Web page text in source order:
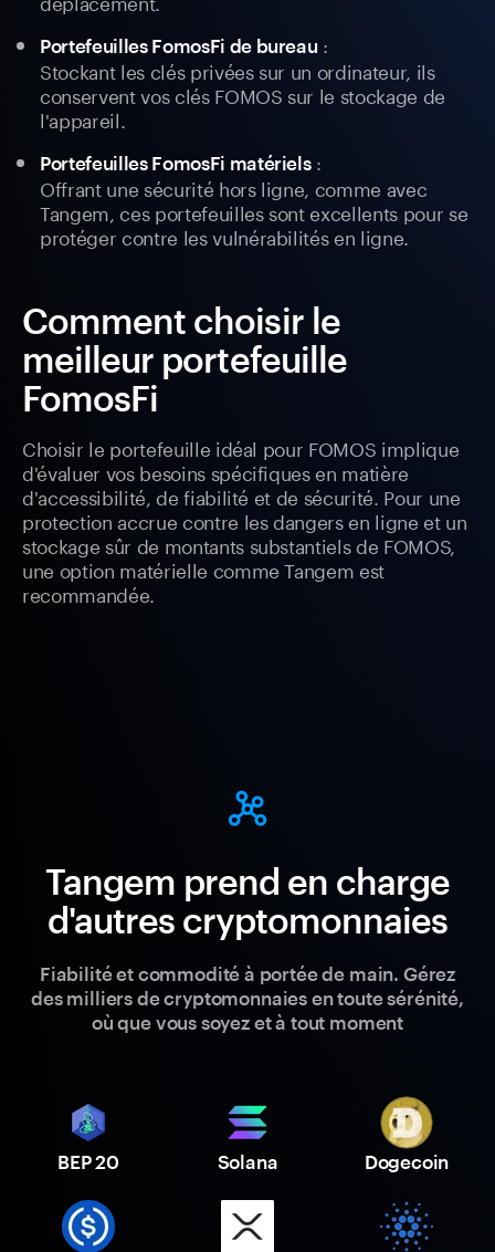
Portefeuilles FomosFi de bureau :
Stockant les clés privées sur un ordinateur, ils
conservent vos clés FOMOS sur le stockage de
l'appareil.
Portefeuilles FomosFi matériels:
Offrant une sécurité hors ligne, comme avec
Tangem, ces portefeuilles sont excellents pour se
protéger contre les vulnérabilités en ligne.
Comment choisir le
meilleur portefeuille
FomosFi
Choisir le portefeuille idéal pour FOMOS implique
d'évaluer vos besoins spécifiques en matière
d'accessibilité, de fiabilité et de sécurité. Pour une
protection accrue contre les dangers en ligne et un
stockage sûr de montants substantiels de FOMOS,
une option matérielle comme Tangem est
recommandée.
Tangem prend en charge
d'autres cryptomonnaies
Fiabilité et commodité à portée de main. Gérez
des milliers de cryptomonnaies en toute sérénité,
où que vous soyez et à tout moment
BEP 20 Solana Dogecoin